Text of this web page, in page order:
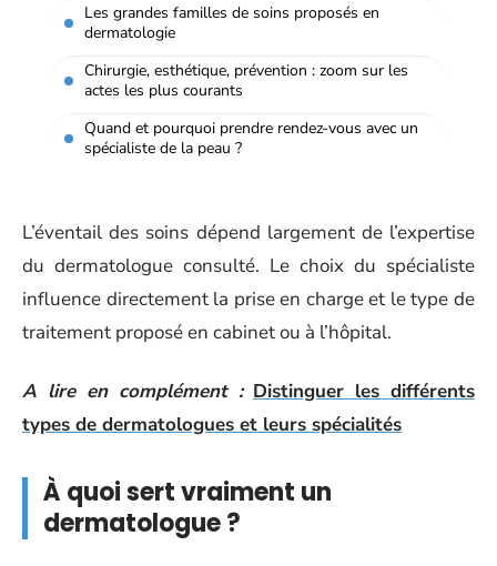
Les grandes familles de soins proposés en
dermatologie
Chirurgie, esthétique, prévention : zoom sur les
actes les plus courants
Quand et pourquoi prendre rendez-vous avec un
spécialiste de la peau ?
L’éventail des soins dépend largement de l’expertise
du dermatologue consulté. Le choix du spécialiste
influence directement la prise en charge et le type de
traitement proposé en cabinet ou à l’hôpital.
A lire en complément : Distinguer les différents
types de dermatologues et leurs spécialités
À quoi sert vraiment un
dermatologue ?